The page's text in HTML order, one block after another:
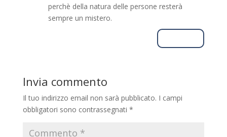
perchè della natura delle persone resterà
sempre un mistero.
Invia commento
Il tuo indirizzo email non sarà pubblicato. I campi
obbligatori sono contrassegnati *